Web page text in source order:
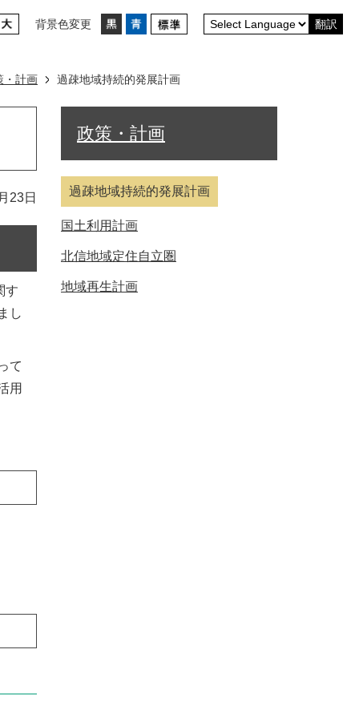
背景色変更 翻訳
・計画 過疎地域持続的発展計画
23日
す
し
て
用
政策・計画
過疎地域持続的発展計画
国土利用計画
北信地域定住自立圏
地域再生計画